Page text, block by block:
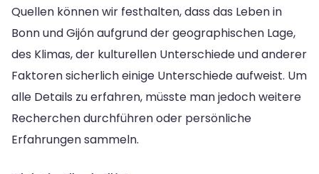
Quellen können wir festhalten, dass das Leben in
Bonn und Gijón aufgrund der geographischen Lage,
des Klimas, der kulturellen Unterschiede und anderer
Faktoren sicherlich einige Unterschiede aufweist. Um
alle Details zu erfahren, müsste man jedoch weitere
Recherchen durchführen oder persönliche
Erfahrungen sammeln.